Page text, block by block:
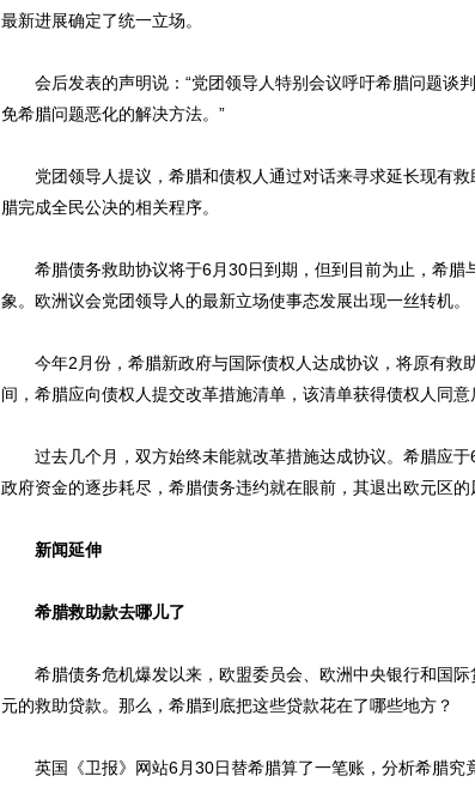
最新进展确定了统一立场。
会后发表的声明说：“党团领导人特别会议呼吁希腊问题谈
免希腊问题恶化的解决方法。”
党团领导人提议，希腊和债权人通过对话来寻求延长现有救
腊完成全民公决的相关程序。
希腊债务救助协议将于6月30日到期，但到目前为止，希腊
象。欧洲议会党团领导人的最新立场使事态发展出现一丝转机。
今年2月份，希腊新政府与国际债权人达成协议，将原有救
间，希腊应向债权人提交改革措施清单，该清单获得债权人同
过去几个月，双方始终未能就改革措施达成协议。希腊应于
政府资金的逐步耗尽，希腊债务违约就在眼前，其退出欧元区的
新闻延伸
希腊救助款去哪儿了
希腊债务危机爆发以来，欧盟委员会、欧洲中央银行和国际
元的救助贷款。那么，希腊到底把这些贷款花在了哪些地方？
英国《卫报》网站6月30日替希腊算了一笔账，分析希腊究